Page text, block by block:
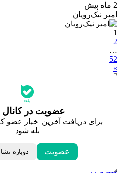
2 ماه پیش
امیر نیک‌رویان
1
2
…
52
»
عضویت در کانال
برای دریافت آخرین اخبار عضو
بله شود
عضویت دوباره
جدیدترین قیمت‌ها
قیمت درهم امارات
لحظه تحویل سال
داغ‌ترین‌های اقتصادی
طلا و ارز